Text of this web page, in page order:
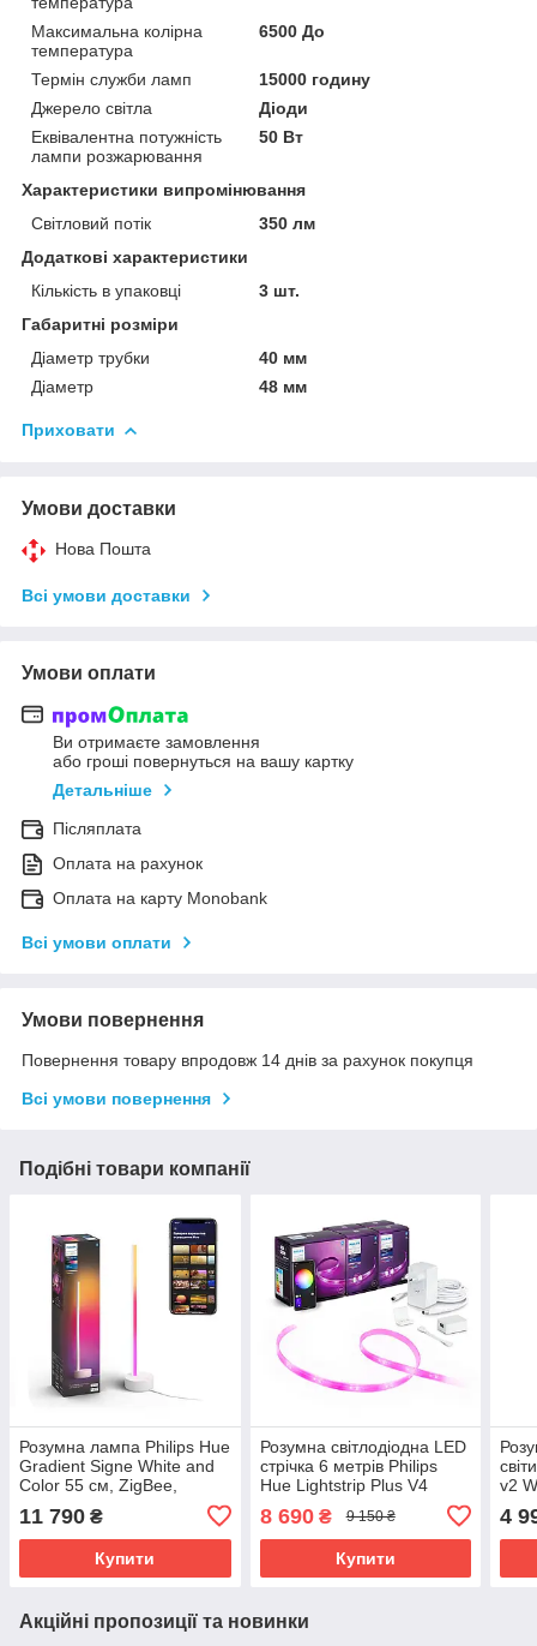
Максимальна колірна
температура
6500 До
Термін служби ламп
15000 годину
Джерело світла
Діоди
Еквівалентна потужність
лампи розжарювання
50 Вт
Характеристики випромінювання
Світловий потік
350 лм
Додаткові характеристики
Кількість в упаковці
3 шт.
Габаритні розміри
Діаметр трубки
40 мм
Діаметр
48 мм
Приховати
Умови доставки
Нова Пошта
Всі умови доставки
Умови оплати
Ви отримаєте замовлення
або гроші повернуться на вашу картку
Детальніше
Післяплата
Оплата на рахунок
Оплата на карту Monobank
Всі умови оплати
Умови повернення
Повернення товару впродовж 14 днів за рахунок покупця
Всі умови повернення
Подібні товари компанії
Розумна лампа Philips Hue
Gradient Signe White and
Color 55 см, ZigBee,
Bluetooth, Apple HomeKit
(Білий)
11 790 ₴
Купити
Розумна світлодіодна LED
стрічка 6 метрів Philips
Hue Lightstrip Plus V4
White and Color, Bluetooth,
Apple HomeKit (2+4 метри)
8 690₴ 9 150 ₴
Купити
v2
4
Акційні пропозиції та новинки